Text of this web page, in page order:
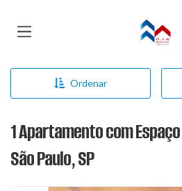
Página
Ordenar
1 Apartamento com
São Paulo, SP